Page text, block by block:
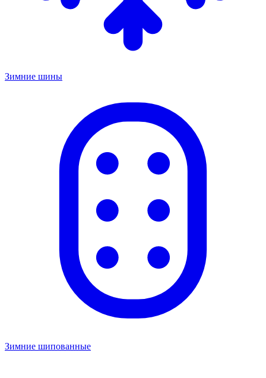
Зимние шины
Зимние шипованные